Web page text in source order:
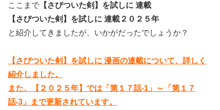
ここまで 【さびついた剣】を試しに 連載
【さびついた剣】を試しに 連載２０２５年
と紹介してきましたが、いかがだったでしょうか？
【さびついた剣】を試しに 漫画の連載について、詳しく
紹介しました。
また、【２０２５年】では「第１７話-1」～「第１７
話-3」まで更新されています。